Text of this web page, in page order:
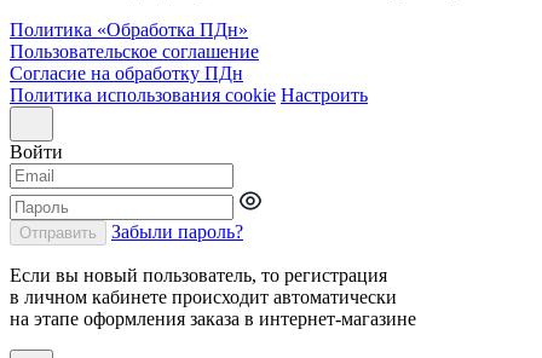
Политика «Обработка ПДн»
Пользовательское соглашение
Согласие на обработку ПДн
Политика использования cookie Настроить
Войти
Отправить Забыли пароль?
Если вы новый пользователь, то регистрация
в личном кабинете происходит автоматически
на этапе оформления заказа в интернет-магазине